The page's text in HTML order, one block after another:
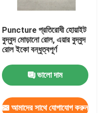
Puncture প্রতিরোধী হোয়াইট
বুদ্বুদ মোড়ানো রোল, এয়ার বুদ্বুদ
রোল ইকো বন্ধুত্বপূর্ণ
ভালো দাম
আমাদের সাথে যোগাযোগ করুন